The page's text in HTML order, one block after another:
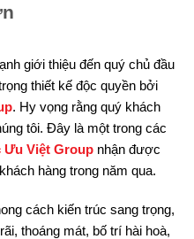
giới thiệu đến quý chủ đầu
thiết kế độc quyền bởi
. Hy vọng rằng quý khách
tôi. Đây là một trong các
Ưu Việt Group nhận được
hàng trong năm qua.
cách kiến trúc sang trọng,
thoáng mát, bố trí hài hoà,